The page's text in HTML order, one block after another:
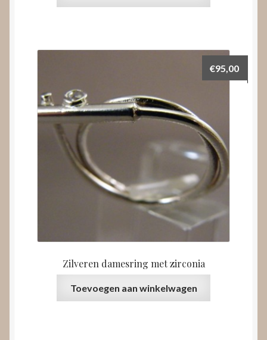
Zilveren damesring met zirconia
€95,00
Toevoegen aan winkelwagen